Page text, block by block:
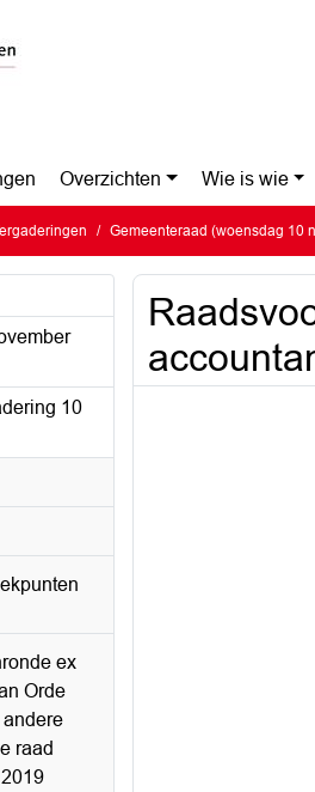
Overzichten Wie is wie
Gemeenteraad (woensdag 10
10
ex
Orde
raad